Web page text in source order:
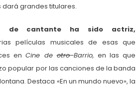
grandes titulares.
de cantante ha sido actriz,
películas musicales de esas que
enCine deotroBarrio, en las que
popular por las canciones de la banda
Destaca «En un mundo nuevo», la